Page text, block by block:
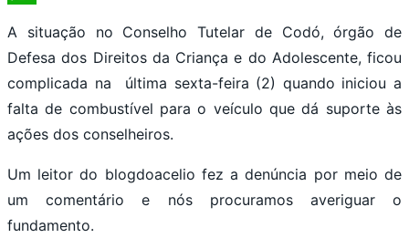
A situação no Conselho Tutelar de Codó, órgão de
Defesa dos Direitos da Criança e do Adolescente, ficou
complicada na última sexta-feira (2) quando iniciou a
falta de combustível para o veículo que dá suporte às
ações dos conselheiros.
Um leitor do blogdoacelio fez a denúncia por meio de
um comentário e nós procuramos averiguar o
fundamento.